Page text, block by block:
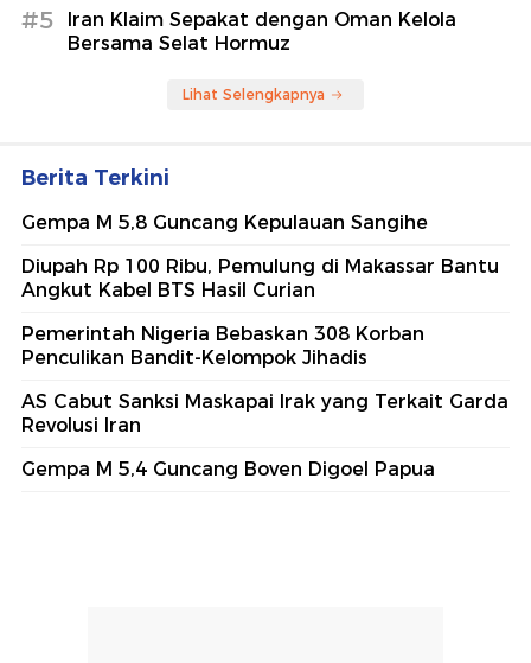
#5
Iran Klaim Sepakat dengan Oman Kelola
Bersama Selat Hormuz
Lihat Selengkapnya
Berita Terkini
Gempa M 5,8 Guncang Kepulauan Sangihe
Diupah Rp 100 Ribu, Pemulung di Makassar Bantu
Angkut Kabel BTS Hasil Curian
Pemerintah Nigeria Bebaskan 308 Korban
Penculikan Bandit-Kelompok Jihadis
AS Cabut Sanksi Maskapai Irak yang Terkait Garda
Revolusi Iran
Gempa M 5,4 Guncang Boven Digoel Papua